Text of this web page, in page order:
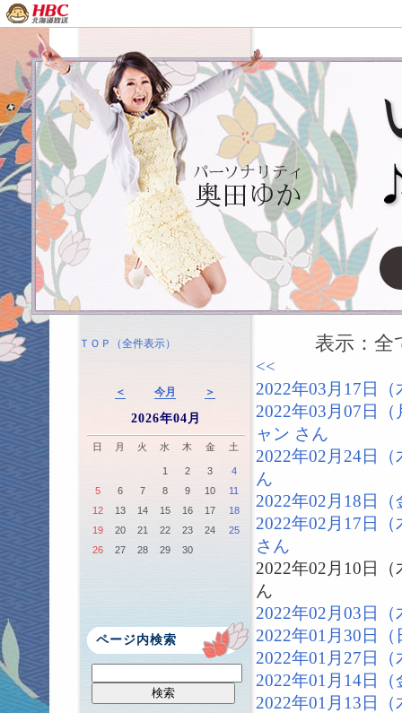
ＴＯＰ（全件表示）
＜ 今月 ＞
2026年04月
日 月 火 水 木 金 土
1 2 3
4
5
6 7 8 9 10
11
12
13 14 15 16 17
18
19
20 21 22 23 24
25
26
27 28 29 30
ページ内検索
表示：全て
<<
2022年03月17
2022年03月07
ャン さん
2022年02月24
ん
2022年02月18
2022年02月17
さん
2022年02月10
ん
2022年02月03
2022年01月30
2022年01月27
2022年01月14
2022年01月13